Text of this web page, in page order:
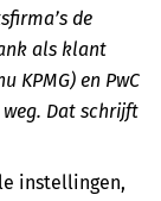
de
als klant
KPMG) en PwC
weg. Dat schrijft
instellingen,